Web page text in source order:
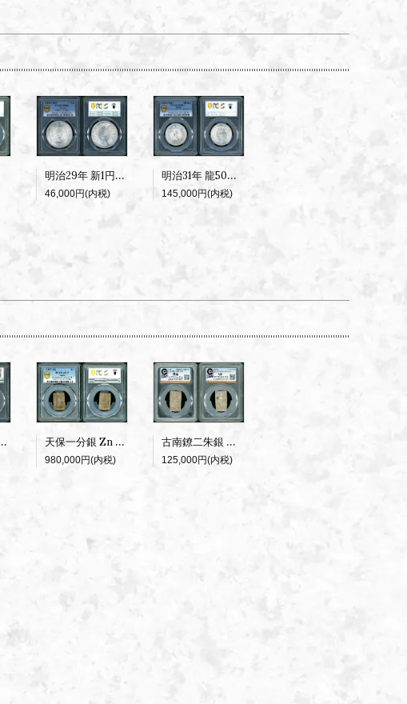
明治29年 新1円銀貨 PCGS MS62
46,000円(内税)
明治31年 龍50銭銀貨 下切 PCGS MS63+
145,000円(内税)
PCGS MS64 天保一分銀 Zn 逆打 PCGS AU55
980,000円(内税)
古南鐐二朱銀 大型 CAG 美品
125,000円(内税)